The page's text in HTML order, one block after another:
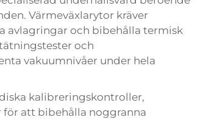
Värmeväxlarytor kräver
avlagringar och bibehålla termisk
och
vakuumnivåer under hela
kalibreringskontroller,
att bibehålla noggranna